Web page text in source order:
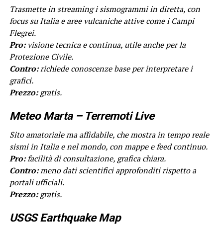
Trasmette in streaming i sismogrammi in diretta, con
focus su Italia e aree vulcaniche attive come i Campi
Flegrei.
Pro:visione tecnica e continua, utile anche per la
Protezione Civile.
Contro:richiede conoscenze base per interpretare i
grafici.
Prezzo:gratis.
Meteo Marta – Terremoti Live
Sito amatoriale ma affidabile, che mostra in tempo reale
sismi in Italia e nel mondo, con mappe e feed continuo.
Pro:facilità di consultazione, grafica chiara.
Contro:meno dati scientifici approfonditi rispetto a
portali ufficiali.
Prezzo:gratis.
USGS Earthquake Map